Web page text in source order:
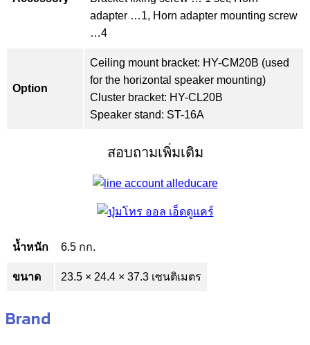
adapter …1, Horn adapter mounting screw
…4
Option
Ceiling mount bracket: HY-CM20B (used
for the horizontal speaker mounting)
Cluster bracket: HY-CL20B
Speaker stand: ST-16A
สอบถามเพิ่มเติม
น้ำหนัก 6.5 กก.
ขนาด 23.5 × 24.4 × 37.3 เซนติเมตร
Brand